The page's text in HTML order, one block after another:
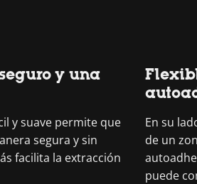
y una
y suave permite que
segura y sin
facilita la extracción
En su
de un
puede